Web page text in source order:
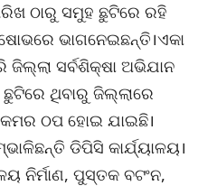
ଠାରୁ ସମୁହ ଛୁଟିରେ ରହି
ଭାଗନେଇଛନ୍ତି।ଏକା
ସର୍ବଶିକ୍ଷା ଅଭିଯାନ
ଛୁଟିରେ ଥିବାରୁ ଜିଲ୍ଲାରେ
ଠପ ହୋଇ ଯାଇଛି।
ଡିପିସି କାର୍ଯ୍ୟାଳୟ।
ନିର୍ମାଣ, ପୁସ୍ତକ ବଟଂନ,